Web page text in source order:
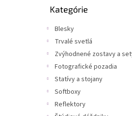
kategórie
Kategórie
Blesky
Trvalé svetlá
Zvýhodnené zostavy a
Fotografické pozadia
Statívy a stojany
Softboxy
Reflektory